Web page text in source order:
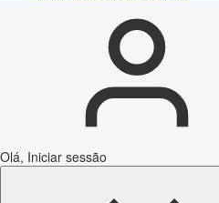
Olá, Iniciar sessão